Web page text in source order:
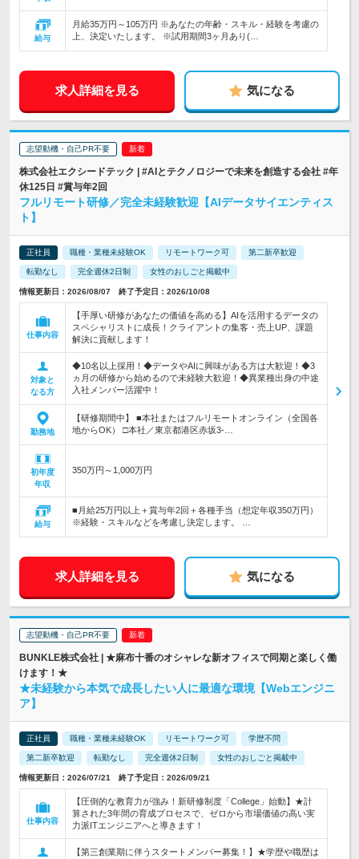
給与
月給35万円～105万円 ※あなたの年齢・スキル・経験を考慮の
上、決定いたします。 ※試用期間3ヶ月あり(…
求人詳細を見る 気になる
志望動機・自己PR不要
株式会社エクシードテック | #AIとテクノロジーで未来を創造する会社 #年
休125日 #賞与年2回
フルリモート研修／完全未経験歓迎【AIデータサイエンティス
ト】
正社員 職種・業種未経験OK リモートワーク可 第二新卒歓迎
転勤なし 完全週休2日制 女性のおしごと掲載中
情報更新日：2026/08/07 終了予定日：2026/10/08
仕事内容
【手厚い研修があなたの価値を高める】AIを活用するデータの
スペシャリストに成長！クライアントの集客・売上UP、課題
解決に貢献します！
対象と
なる方
◆10名以上採用！◆データやAIに興味がある方は大歓迎！◆3
ヵ月の研修から始めるので未経験大歓迎！◆異業種出身の中途
入社メンバー活躍中！
勤務地
【研修期間中】 ■本社またはフルリモートオンライン（全国各
地からOK） □本社／東京都港区赤坂3-…
初年度
年収
350万円～1,000万円
給与
■月給25万円以上＋賞与年2回＋各種手当（想定年収350万円）
※経験・スキルなどを考慮し決定します。 …
求人詳細を見る 気になる
志望動機・自己PR不要
BUNKLE株式会社 | ★麻布十番のオシャレな新オフィスで同期と楽しく働
けます！★
★未経験から本気で成長したい人に最適な環境【Webエンジニ
ア】
正社員 職種・業種未経験OK リモートワーク可 学歴不問
第二新卒歓迎 転勤なし 完全週休2日制 女性のおしごと掲載中
情報更新日：2026/07/21 終了予定日：2026/09/21
仕事内容
【圧倒的な教育力が強み！新研修制度「College」始動】★計
算された3年間の育成プロセスで、ゼロから市場価値の高い実
力派ITエンジニアへと導きます！
【第三創業期に伴うスタートメンバー募集！】★学歴や職歴は